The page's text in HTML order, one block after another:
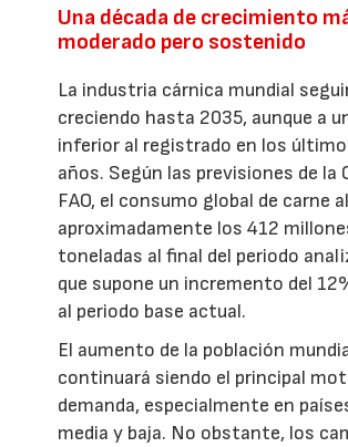
Una década de crecimiento
moderado pero sostenido
La industria cárnica mundial
creciendo hasta 2035, aunque a
inferior al registrado en los
años. Según las previsiones de la
FAO, el consumo global de carne
aproximadamente los 412
toneladas al final del periodo
que supone un incremento del
al periodo base actual.
El aumento de la población
continuará siendo el principal
demanda, especialmente en
media y baja. No obstante, los